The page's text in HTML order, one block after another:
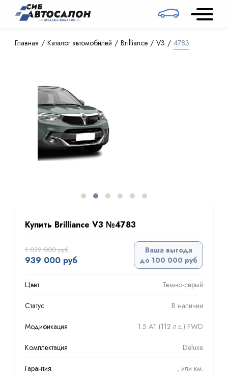
Главная Каталог автомобилей Brilliance V3 4783
Купить Brilliance V3 №4783
1 039 000 руб
939 000 руб
Ваша выгода
до 100 000 руб
Цвет Темно-серый
Статус В наличии
Модификация 1.5 AT (112 л.с.) FWD
Комплектация Deluxe
Гарантия , или км.